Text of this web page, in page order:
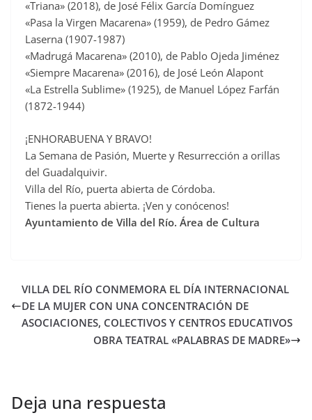
«Triana» (2018), de José Félix García Domínguez
«Pasa la Virgen Macarena» (1959), de Pedro Gámez
Laserna (1907-1987)
«Madrugá Macarena» (2010), de Pablo Ojeda Jiménez
«Siempre Macarena» (2016), de José León Alapont
«La Estrella Sublime» (1925), de Manuel López Farfán
(1872-1944)
¡ENHORABUENA Y BRAVO!
La Semana de Pasión, Muerte y Resurrección a orillas
del Guadalquivir.
Villa del Río, puerta abierta de Córdoba.
Tienes la puerta abierta. ¡Ven y conócenos!
Ayuntamiento de Villa del Río. Área de Cultura
VILLA DEL RÍO CONMEMORA EL DÍA INTERNACIONAL
DE LA MUJER CON UNA CONCENTRACIÓN DE
ASOCIACIONES, COLECTIVOS Y CENTROS EDUCATIVOS
OBRA TEATRAL «PALABRAS DE MADRE»
Deja una respuesta